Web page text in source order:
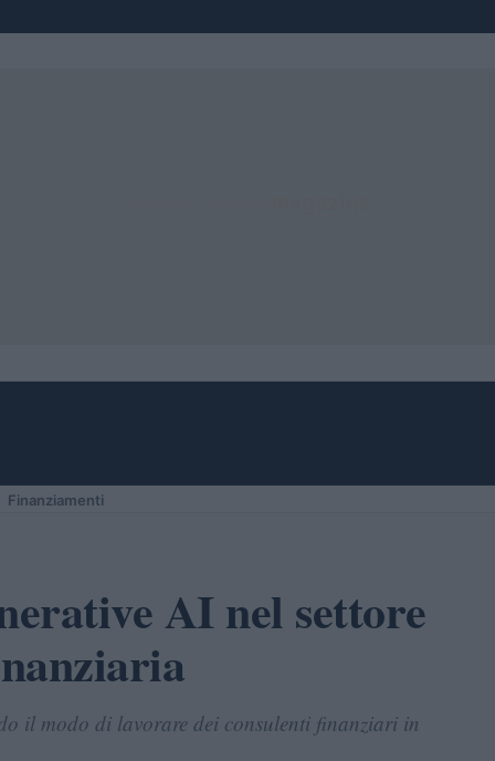
Finanziamenti
AI nel settore
il modo di lavorare dei consulenti finanziari in